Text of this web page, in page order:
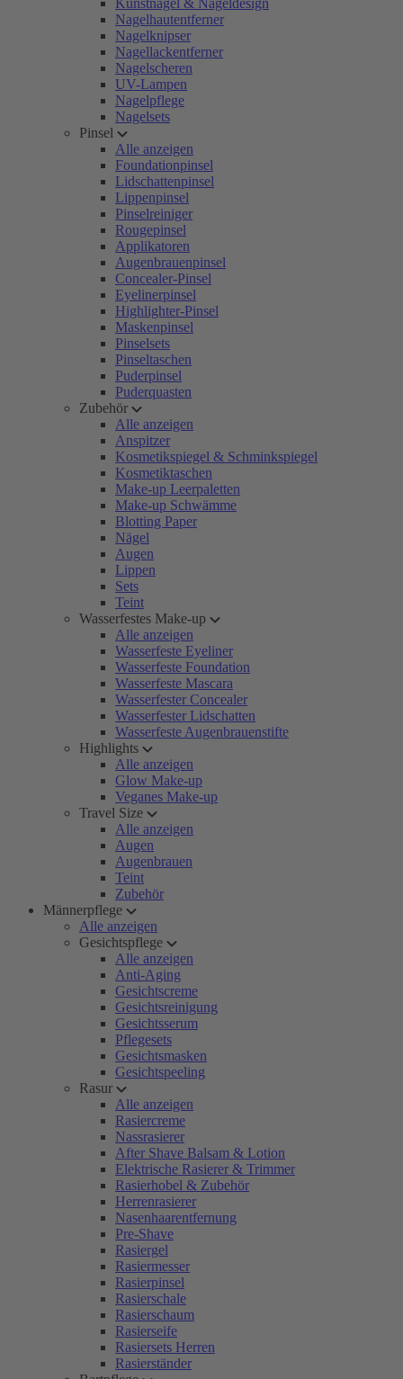
Kunstnägel & Nageldesign
Nagelhautentferner
Nagelknipser
Nagellackentferner
Nagelscheren
UV-Lampen
Nagelpflege
Nagelsets
Pinsel
Alle anzeigen
Foundationpinsel
Lidschattenpinsel
Lippenpinsel
Pinselreiniger
Rougepinsel
Applikatoren
Augenbrauenpinsel
Concealer-Pinsel
Eyelinerpinsel
Highlighter-Pinsel
Maskenpinsel
Pinselsets
Pinseltaschen
Puderpinsel
Puderquasten
Zubehör
Alle anzeigen
Anspitzer
Kosmetikspiegel & Schminkspiegel
Kosmetiktaschen
Make-up Leerpaletten
Make-up Schwämme
Blotting Paper
Nägel
Augen
Lippen
Sets
Teint
Wasserfestes Make-up
Alle anzeigen
Wasserfeste Eyeliner
Wasserfeste Foundation
Wasserfeste Mascara
Wasserfester Concealer
Wasserfester Lidschatten
Wasserfeste Augenbrauenstifte
Highlights
Alle anzeigen
Glow Make-up
Veganes Make-up
Travel Size
Alle anzeigen
Augen
Augenbrauen
Teint
Zubehör
Männerpflege
Alle anzeigen
Gesichtspflege
Alle anzeigen
Anti-Aging
Gesichtscreme
Gesichtsreinigung
Gesichtsserum
Pflegesets
Gesichtsmasken
Gesichtspeeling
Rasur
Alle anzeigen
Rasiercreme
Nassrasierer
After Shave Balsam & Lotion
Elektrische Rasierer & Trimmer
Rasierhobel & Zubehör
Herrenrasierer
Nasenhaarentfernung
Pre-Shave
Rasiergel
Rasiermesser
Rasierpinsel
Rasierschale
Rasierschaum
Rasierseife
Rasiersets Herren
Rasierständer